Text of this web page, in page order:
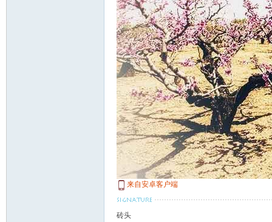
来自安卓客户端
砖头